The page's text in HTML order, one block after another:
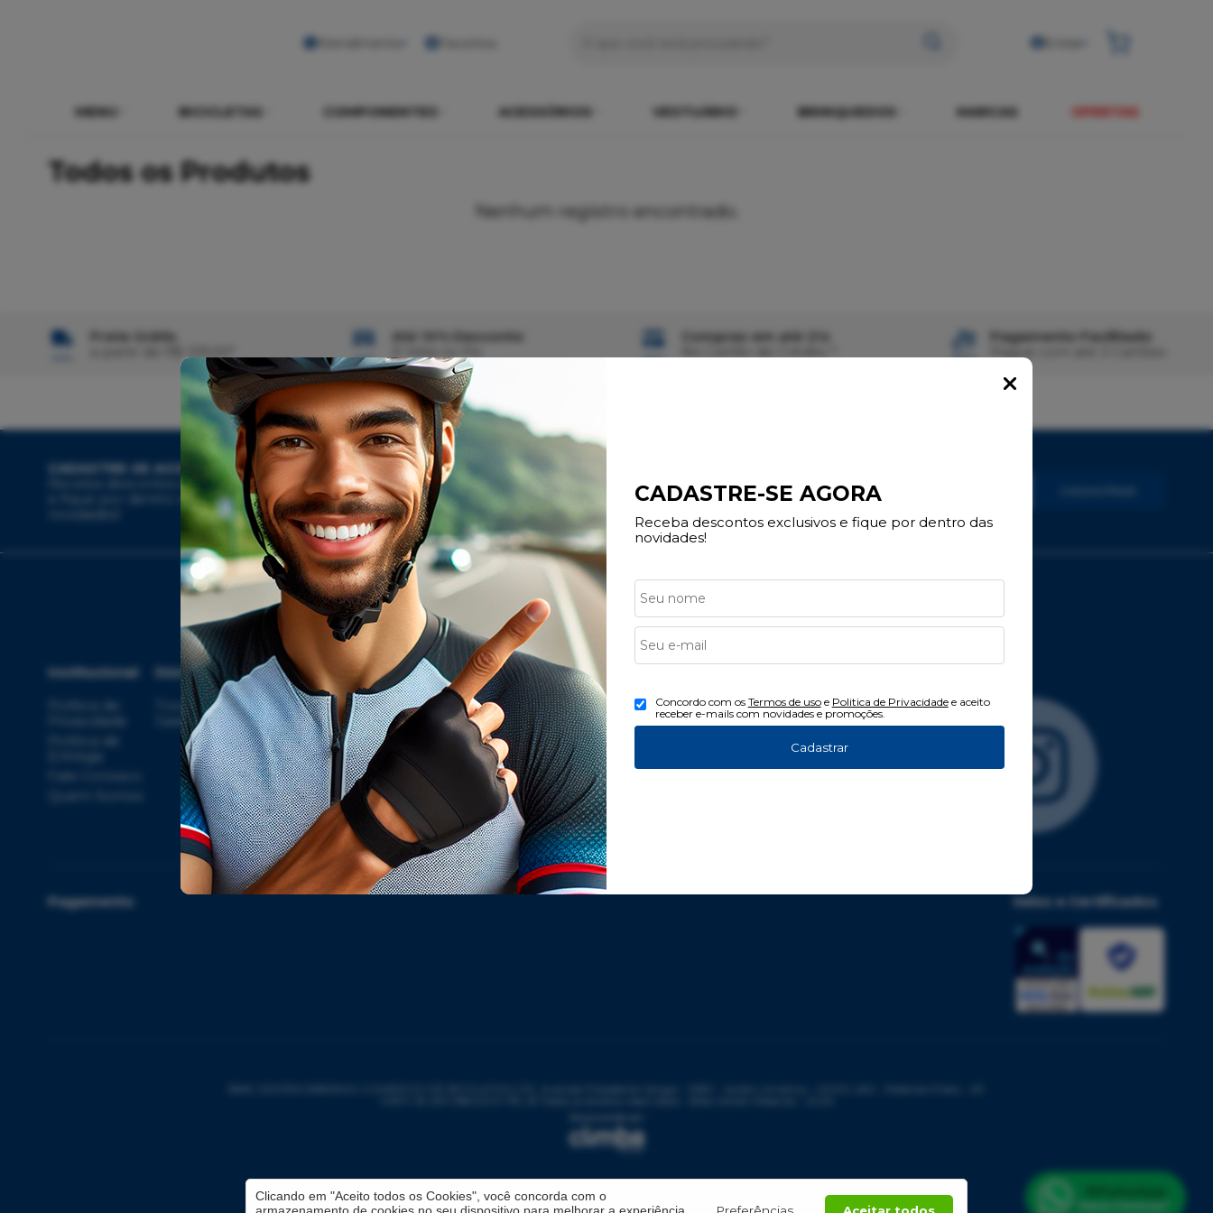
MENU BICICLETAS COMPONENTES ACESSÓRIOS VESTUÁRIO BRINQUEDOS MARCAS OFERTAS
Todos os Produtos
Nenhum registro encontrado.
Frete Grátis
Até 10% Desconto
Compras em até 21x
Pagamento Facilitado
CADASTRE-SE AGORA
Receba descontos exclusivos
e fique por dentro das
Institucional
Dúvidas
Troca, Devolução,
Garantia
Compras
Meus
Pedidos
Minha Conta
Rastrear
Pedido
Regulamento
18x
Atendimento
(16) 3013-0959
(16) 3623-6100
contato@bikecenterribeirao.com.br
Pagamento Selos e Certificados
CADASTRE-SE AGORA
Receba descontos exclusivos e fique por dentro das
novidades!
Concordo com os Termos de usoe Politica de Privacidadee aceito
receber e-mails com novidades e promoções.
Cadastrar
Clicando em "Aceito todos os Cookies", você concorda com o
Preferências Aceitar todos